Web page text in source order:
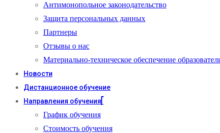
Антимонопольное законодательство
Защита персональных данных
Партнеры
Отзывы о нас
Материально-техническое обеспечение
Новости
Дистанционное обучение
Направления обучения
График обучения
Стоимость обучения